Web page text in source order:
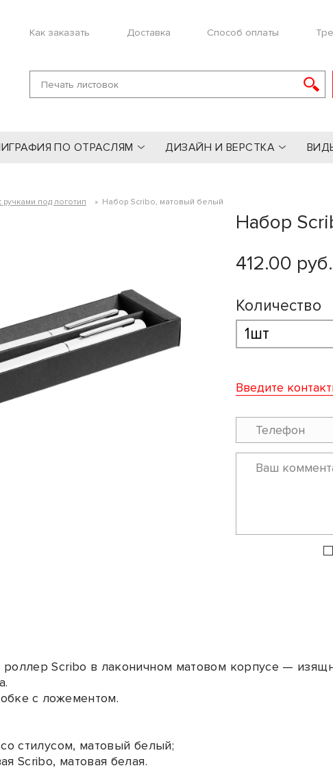
Как заказать Доставка Способ оплаты
ПО ОТРАСЛЯМ ДИЗАЙН И ВЕРСТКА
под логотип » Набор Scribo, матовый белый
Набор
412.00 руб.
Количество
Введите
роллер Scribo в лаконичном матовом корпусе —
с ложементом.
стилусом, матовый белый;
Scribo, матовая белая.